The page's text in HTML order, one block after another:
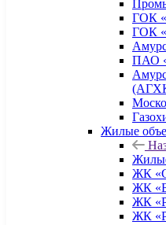
ГОК
ГОК
ПАО
Жилые
ЖК
ЖК
ЖК
ЖК